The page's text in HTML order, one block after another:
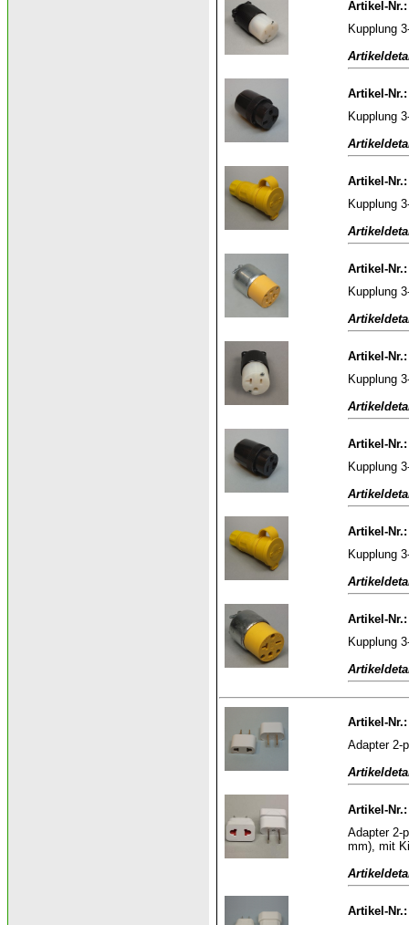
Artikel-Nr.:
Kupplung
Artikel-Nr.:
Kupplung
Artikel-Nr.:
Kupplung
Artikel-Nr.:
Kupplung
Artikel-Nr.:
Kupplung
Artikel-Nr.:
Kupplung
Artikel-Nr.:
Kupplung
Artikel-Nr.:
Kupplung
Artikel-Nr.:
Adapter 2-
Artikel-Nr.:
Adapter 2-
mm), mit
Artikel-Nr.: